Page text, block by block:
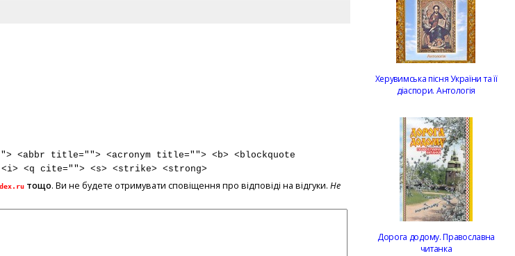
<abbr title=""> <acronym title=""> <b> <blockquote
<q cite=""> <s> <strike> <strong>
тощо. Ви не будете отримувати сповіщення про відповіді на відгуки.Не
Херувимська пісня України та її
діаспори. Антологія
Дорога додому. Православна
читанка